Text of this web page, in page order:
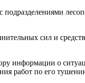
подразделениями
сил и средств
информации о
работ по его